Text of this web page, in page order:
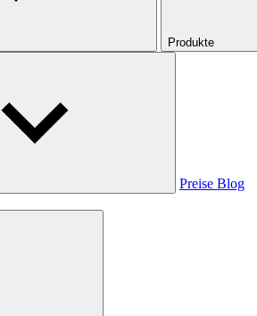
Produkte
Preise Blog